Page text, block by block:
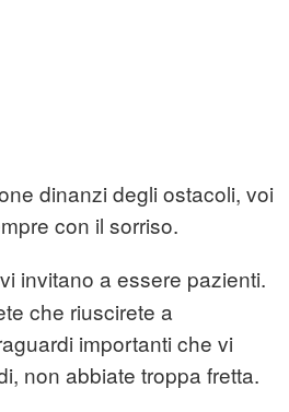
dinanzi degli ostacoli, voi
con il sorriso.
invitano a essere pazienti.
che riuscirete a
importanti che vi
non abbiate troppa fretta.